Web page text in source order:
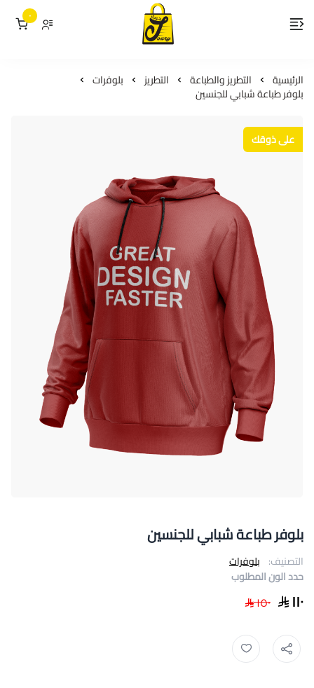
لمسات جوري
٠
الرئيسية التطريز والطباعة التطريز بلوفرات
بلوفر طباعة شبابي للجنسين
على ذوقك
بلوفر طباعة شبابي للجنسين
التصنيف: بلوفرات
حدد الون المطلوب
١١٠ ١٥٠